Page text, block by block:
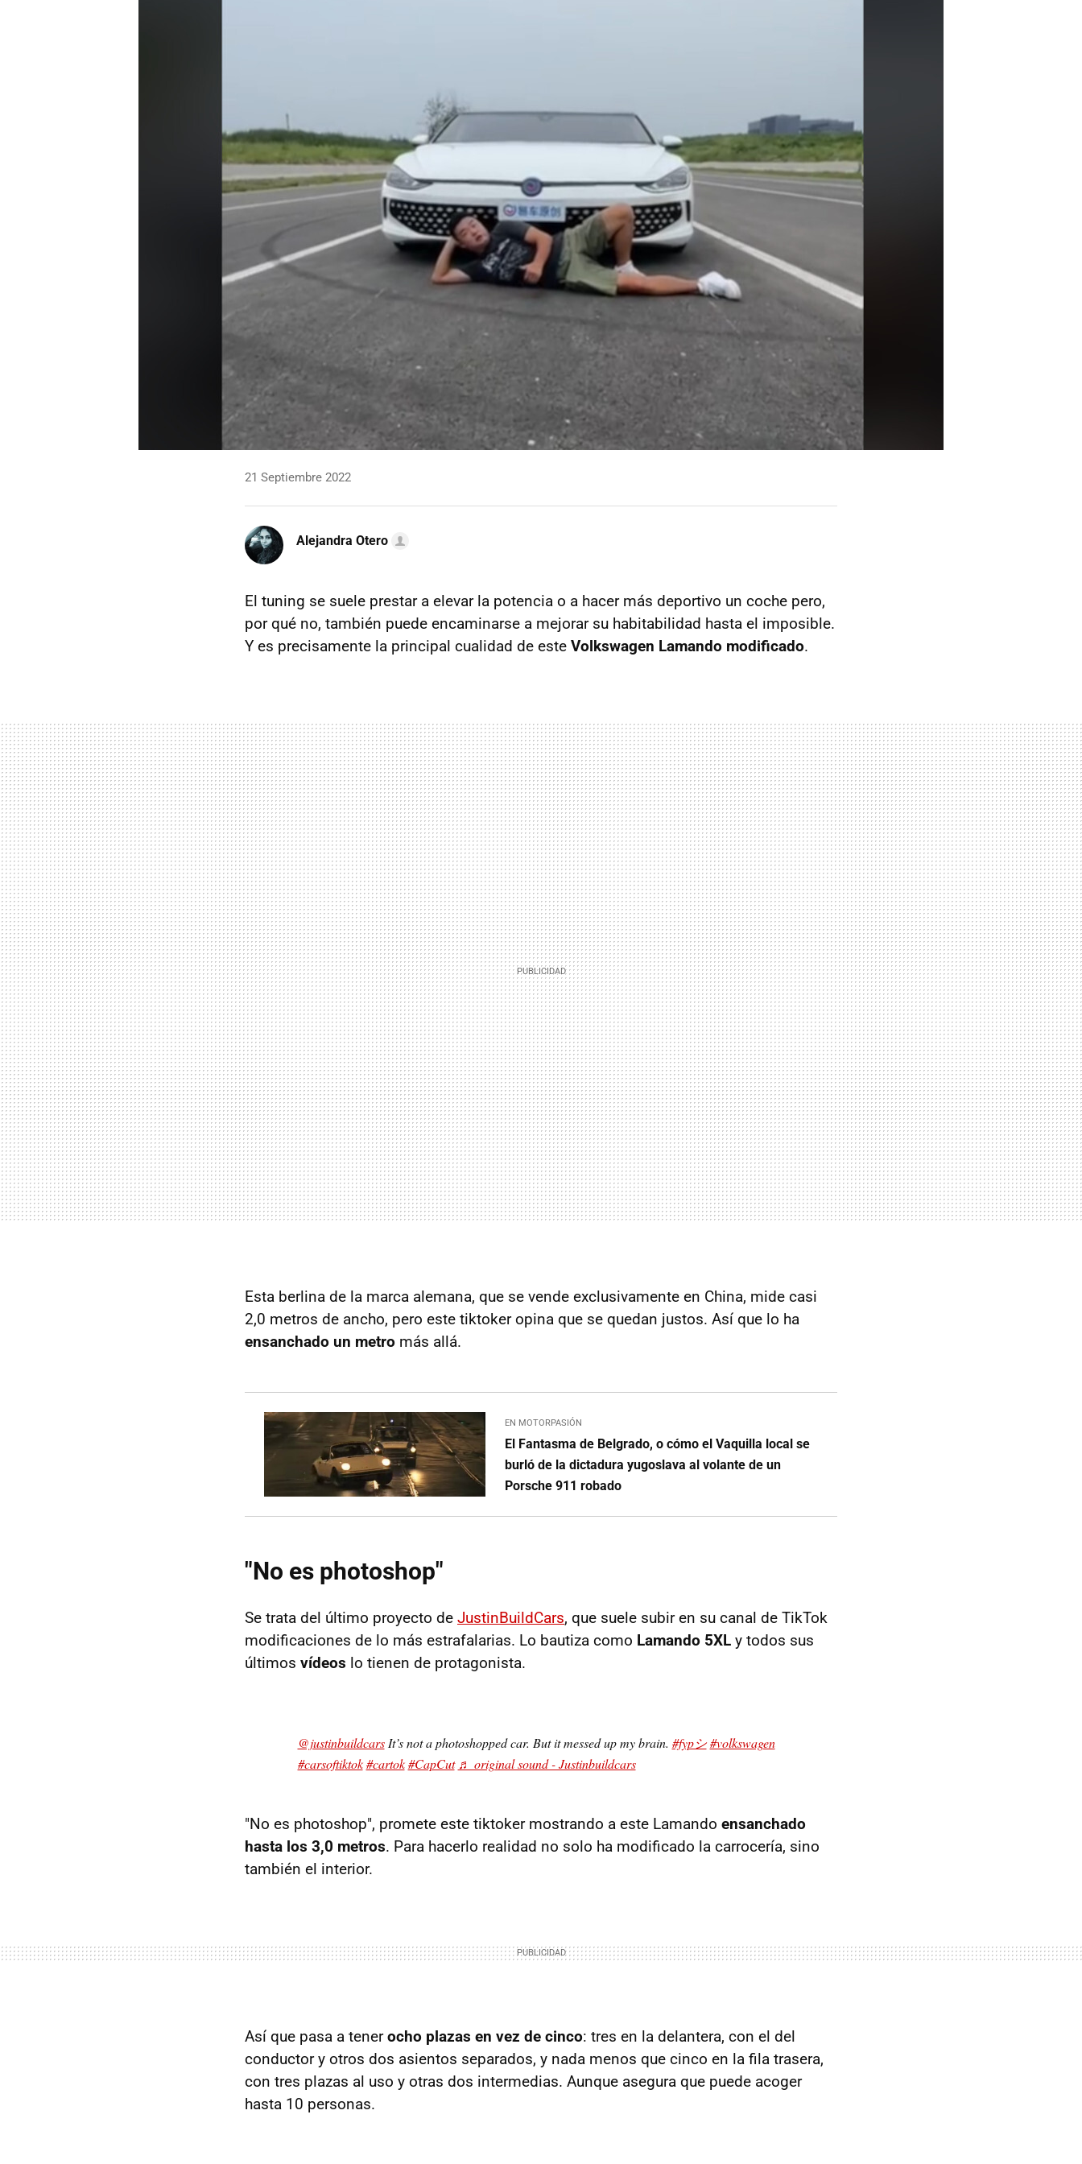
21 Septiembre 2022
Alejandra Otero
El tuning se suele prestar a elevar la potencia o a hacer más deportivo un coche pero,
por qué no, también puede encaminarse a mejorar su habitabilidad hasta el imposible.
Y es precisamente la principal cualidad de este Volkswagen Lamando modificado.
Esta berlina de la marca alemana, que se vende exclusivamente en China, mide casi
2,0 metros de ancho, pero este tiktoker opina que se quedan justos. Así que lo ha
ensanchado un metro más allá.
EN MOTORPASIÓN
El Fantasma de Belgrado, o cómo el Vaquilla local se
burló de la dictadura yugoslava al volante de un
Porsche 911 robado
"No es photoshop"
Se trata del último proyecto de JustinBuildCars, que suele subir en su canal de TikTok
modificaciones de lo más estrafalarias. Lo bautiza como Lamando 5XL y todos sus
últimos vídeos lo tienen de protagonista.
@justinbuildcarsIt’s not a photoshopped car. But it messed up my brain. #fypシ #volkswagen
#carsoftiktok #cartok #CapCut ♬ original sound - Justinbuildcars
"No es photoshop", promete este tiktoker mostrando a este Lamando ensanchado
hasta los 3,0 metros. Para hacerlo realidad no solo ha modificado la carrocería, sino
también el interior.
Así que pasa a tenerocho plazas en vez de cinco: tres en la delantera, con el del
conductor y otros dos asientos separados, y nada menos que cinco en la fila trasera,
con tres plazas al uso y otras dos intermedias. Aunque asegura que puede acoger
hasta 10 personas.